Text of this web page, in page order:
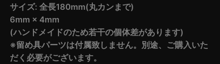
サイズ: 全長180mm(丸カンまで)
6mm × 4mm
(ハンドメイドのため若干の個体差があります)
※留め具パーツは付属致しません。別途、ご購入いた
だく必要がございます。